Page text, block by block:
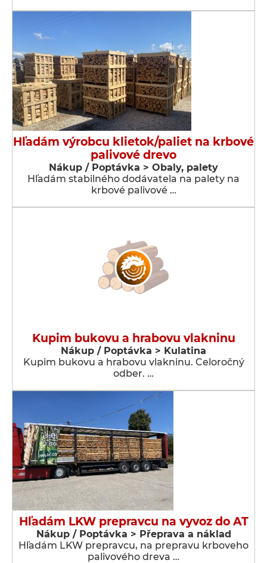
Hľadám výrobcu klietok/paliet na krbové
palivové drevo
Nákup / Poptávka > Obaly, palety
Hľadám stabilného dodávatela na palety na
krbové palivové …
Kupim bukovu a hrabovu vlakninu
Nákup / Poptávka > Kulatina
Kupim bukovu a hrabovu vlakninu. Celoročný
odber. …
Hľadám LKW prepravcu na vyvoz do AT
Nákup / Poptávka > Přeprava a náklad
Hľadám LKW prepravcu, na prepravu krboveho
palivového dreva …